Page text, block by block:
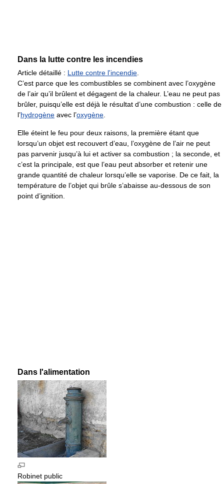
Dans la lutte contre les incendies
Article détaillé : Lutte contre l'incendie.
C’est parce que les combustibles se combinent avec l’oxygène
de l’air qu’il brûlent et dégagent de la chaleur. L’eau ne peut pas
brûler, puisqu’elle est déjà le résultat d’une combustion : celle de
l’hydrogène avec l’oxygène.
Elle éteint le feu pour deux raisons, la première étant que
lorsqu’un objet est recouvert d’eau, l’oxygène de l’air ne peut
pas parvenir jusqu’à lui et activer sa combustion ; la seconde, et
c’est la principale, est que l’eau peut absorber et retenir une
grande quantité de chaleur lorsqu’elle se vaporise. De ce fait, la
température de l’objet qui brûle s’abaisse au-dessous de son
point d’ignition.
Dans l'alimentation
Robinet public